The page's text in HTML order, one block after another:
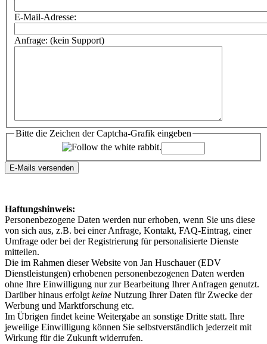
E-Mail-Adresse:
Anfrage: (kein Support)
Bitte die Zeichen der Captcha-Grafik eingeben
Haftungshinweis:
Personenbezogene Daten werden nur erhoben, wenn Sie uns diese
von sich aus, z.B. bei einer Anfrage, Kontakt, FAQ-Eintrag, einer
Umfrage oder bei der Registrierung für personalisierte Dienste
mitteilen.
Die im Rahmen dieser Website von Jan Huschauer (EDV
Dienstleistungen) erhobenen personenbezogenen Daten werden
ohne Ihre Einwilligung nur zur Bearbeitung Ihrer Anfragen genutzt.
Darüber hinaus erfolgt keine Nutzung Ihrer Daten für Zwecke der
Werbung und Marktforschung etc.
Im Übrigen findet keine Weitergabe an sonstige Dritte statt. Ihre
jeweilige Einwilligung können Sie selbstverständlich jederzeit mit
Wirkung für die Zukunft widerrufen.